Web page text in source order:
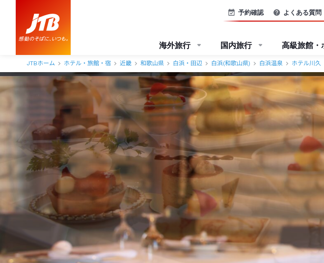
予約確認 よくある質
海外旅行 国内旅行 高級旅館・
JTBホーム ホテル・旅館・宿 近畿 和歌山県 白浜・田辺 白浜(和歌山県) 白浜温泉 ホテル川久